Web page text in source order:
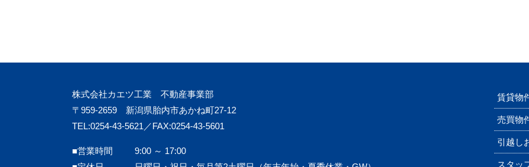
株式会社カエツ工業 不動産事業部
〒959-2659 新潟県胎内市あかね町27-12
TEL:0254-43-5621／FAX:0254-43-5601
■営業時間
9:00 ～ 17:00
賃貸物
売買物
引越し
スタッ